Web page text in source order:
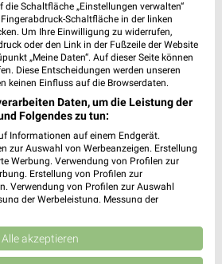
12
• Angebote: 1 Prospekt
1
die Schaltfläche „Einstellungen verwalten“
Schaltfläche in der linken
Um Ihre Einwilligung zu widerrufen,
oder den Link in der Fußzeile der Website
„Meine Daten“. Auf dieser Seite können
Diese Entscheidungen werden unseren
keinen Einfluss auf die Browserdaten.
Daten, um die Leistung der
Folgendes zu tun:
Informationen auf einem Endgerät.
zur Auswahl von Werbeanzeigen. Erstellung
Werbung. Verwendung von Profilen zur
Erstellung von Profilen zur
Verwendung von Profilen zur Auswahl
der Werbeleistung. Messung der
verschiedenen Quellen. Entwicklung und
reduzierter Daten zur Auswahl
Alle akzeptieren